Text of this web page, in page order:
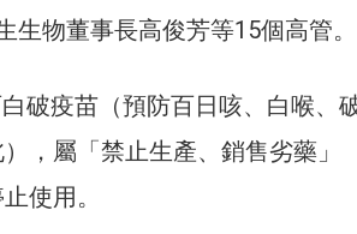
物董事長高俊芳等15個高管。
破疫苗（預防百日咳、白喉、
，屬「禁止生產、銷售劣藥」
使用。